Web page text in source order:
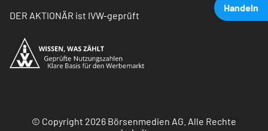
Handeln
DER AKTIONÄR ist IVW-geprüft
© Copyright 2026 Börsenmedien AG. Alle Rechte